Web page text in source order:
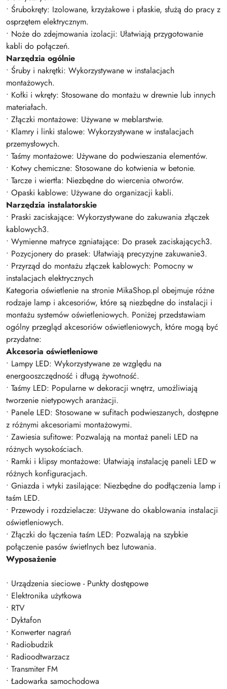
• Śrubokręty: Izolowane, krzyżakowe i płaskie, służą do pracy z
osprzętem elektrycznym.
• Noże do zdejmowania izolacji: Ułatwiają przygotowanie
kabli do połączeń.
Narzędzia ogólnie
• Śruby i nakrętki: Wykorzystywane w instalacjach
montażowych.
• Kołki i wkręty: Stosowane do montażu w drewnie lub innych
materiałach.
• Złączki montażowe: Używane w meblarstwie.
• Klamry i linki stalowe: Wykorzystywane w instalacjach
przemysłowych.
• Taśmy montażowe: Używane do podwieszania elementów.
• Kotwy chemiczne: Stosowane do kotwienia w betonie.
• Tarcze i wiertła: Niezbędne do wiercenia otworów.
• Opaski kablowe: Używane do organizacji kabli.
Narzędzia instalatorskie
• Praski zaciskające: Wykorzystywane do zakuwania złączek
kablowych3.
• Wymienne matryce zgniatające: Do prasek zaciskających3.
• Pozycjonery do prasek: Ułatwiają precyzyjne zakuwanie3.
• Przyrząd do montażu złączek kablowych: Pomocny w
instalacjach elektrycznych
Kategoria oświetlenie na stronie MikaShop.pl obejmuje różne
rodzaje lamp i akcesoriów, które są niezbędne do instalacji i
montażu systemów oświetleniowych. Poniżej przedstawiam
ogólny przegląd akcesoriów oświetleniowych, które mogą być
przydatne:
Akcesoria oświetleniowe
• Lampy LED: Wykorzystywane ze względu na
energooszczędność i długą żywotność.
• Taśmy LED: Popularne w dekoracji wnętrz, umożliwiają
tworzenie nietypowych aranżacji.
• Panele LED: Stosowane w sufitach podwieszanych, dostępne
z różnymi akcesoriami montażowymi.
• Zawiesia sufitowe: Pozwalają na montaż paneli LED na
różnych wysokościach.
• Ramki i klipsy montażowe: Ułatwiają instalację paneli LED w
różnych konfiguracjach.
• Gniazda i wtyki zasilające: Niezbędne do podłączenia lamp i
taśm LED.
• Przewody i rozdzielacze: Używane do okablowania instalacji
oświetleniowych.
• Złączki do łączenia taśm LED: Pozwalają na szybkie
połączenie pasów świetlnych bez lutowania.
Wyposażenie
• Urządzenia sieciowe - Punkty dostępowe
• Elektronika użytkowa
• RTV
• Dyktafon
• Konwerter nagrań
• Radiobudzik
• Radioodtwarzacz
• Transmiter FM
• Ładowarka samochodowa